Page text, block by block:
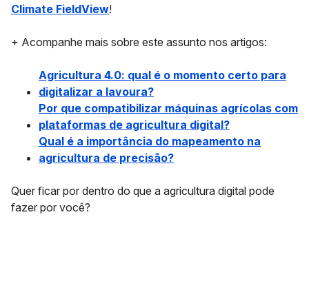
Climate FieldView!
+ Acompanhe mais sobre este assunto nos artigos:
Agricultura 4.0: qual é o momento certo para
digitalizar a lavoura?
Por que compatibilizar máquinas agrícolas com
plataformas de agricultura digital?
Qual é a importância do mapeamento na
agricultura de precisão?
Quer ficar por dentro do que a agricultura digital pode
fazer por você?